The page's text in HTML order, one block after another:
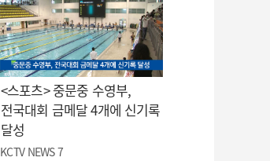
<스포츠> 중문중 수영부,
전국대회 금메달 4개에 신기록
달성
KCTV NEWS 7